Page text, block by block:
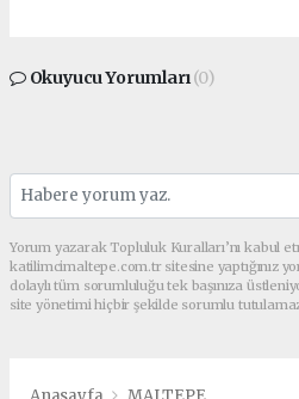
Okuyucu Yorumları(0)
Yorum yazarak Topluluk Kuralları’nı kabul
katilimcimaltepe.com.tr sitesine yaptığınız
dolaylı tüm sorumluluğu tek başınıza
site yönetimi hiçbir şekilde sorumlu